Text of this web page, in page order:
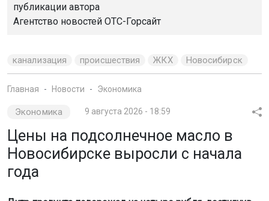
публикации автора
Агентство новостей ОТС-Горсайт
канализация происшествия ЖКХ Новосибирск
Главная Новости Экономика
Экономика 9 августа 2026 - 18:59
Цены на подсолнечное масло в
Новосибирске выросли с начала
года